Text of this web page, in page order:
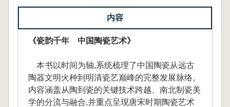
内容
《瓷韵千年 中国陶瓷艺术》
本书以时间为轴,系统梳理了中国陶瓷从远古
陶器文明火种到明清瓷艺巅峰的完整发展脉络。
内容涵盖从陶到瓷的关键技术跨越、南北制瓷美
学的分流与融合,并重点呈现唐宋时期陶瓷艺术